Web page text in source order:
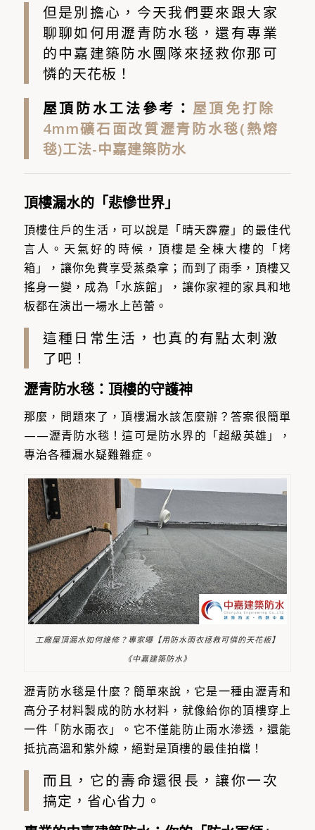
但是別擔心，今天我們要來跟大家
聊聊如何用瀝青防水毯，還有專業
的中嘉建築防水團隊來拯救你那可
憐的天花板！
屋頂防水工法參考： 屋頂免打除
4mm礦石面改質瀝青防水毯(熱熔
毯)工法-中嘉建築防水
頂樓漏水的「悲慘世界」
頂樓住戶的生活，可以說是「晴天霹靂」的最佳代
言人。天氣好的時候，頂樓是全棟大樓的「烤
箱」，讓你免費享受蒸桑拿；而到了雨季，頂樓又
搖身一變，成為「水族館」，讓你家裡的家具和地
板都在演出一場水上芭蕾。
這種日常生活，也真的有點太刺激
了吧！
瀝青防水毯：頂樓的守護神
那麼，問題來了，頂樓漏水該怎麼辦？答案很簡單
——瀝青防水毯！這可是防水界的「超級英雄」，
專治各種漏水疑難雜症。
工廠屋頂漏水如何維修？專家曝【用防水雨衣拯救可憐的天花板】
《中嘉建築防水》
瀝青防水毯是什麼？簡單來說，它是一種由瀝青和
高分子材料製成的防水材料，就像給你的頂樓穿上
一件「防水雨衣」。它不僅能防止雨水滲透，還能
抵抗高溫和紫外線，絕對是頂樓的最佳拍檔！
而且，它的壽命還很長，讓你一次
搞定，省心省力。